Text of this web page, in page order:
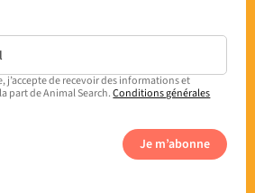
j’accepte de recevoir des informations et
part de Animal Search.Conditions générales
Je m’abonne